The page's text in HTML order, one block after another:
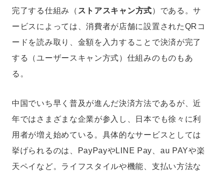
完了する仕組み（ ストアスキャン方式）である。サ
ービスによっては、消費者が店舗に設置されたQRコ
ードを読み取り、金額を入力することで決済が完了
する（ユーザースキャン方式）仕組みのものもあ
る。
中国でいち早く普及が進んだ決済方法であるが、近
年ではさまざまな企業が参入し、日本でも徐々に利
用者が増え始めている。具体的なサービスとしては
挙げられるのは、PayPayやLINE Pay、au PAYや楽
天ペイなど。ライフスタイルや機能、支払い方法な